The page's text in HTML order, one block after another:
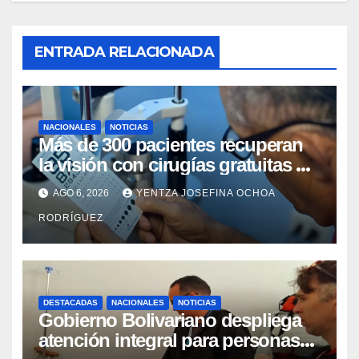
ENTRADA RELACIONADA
NACIONALES NOTICIAS
Más de 300 pacientes recuperan
la visión con cirugías gratuitas de
cataratas en Zulia
AGO 6, 2026 YENTZA JOSEFINA OCHOA
RODRÍGUEZ
DESTACADAS NACIONALES NOTICIAS
Gobierno Bolivariano despliega
atención integral para personas